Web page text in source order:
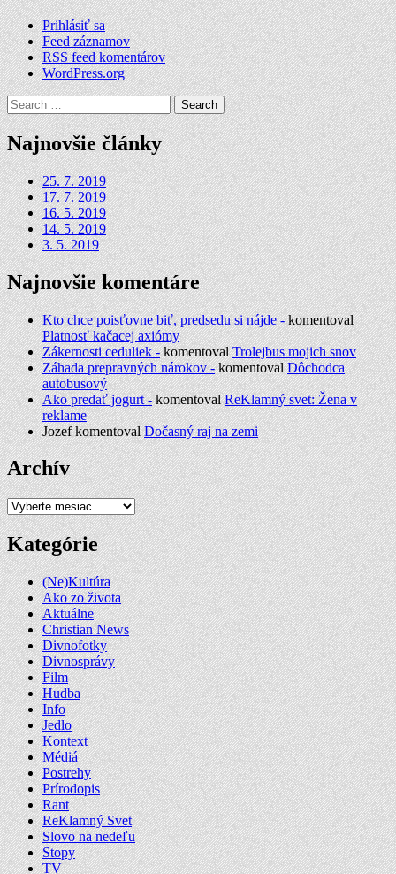
Prihlásiť sa
Feed záznamov
RSS feed komentárov
WordPress.org
Search
for:
Najnovšie články
25. 7. 2019
17. 7. 2019
16. 5. 2019
14. 5. 2019
3. 5. 2019
Najnovšie komentáre
Kto chce poisťovne biť, predsedu si nájde -komentoval
Platnosť kačacej axiómy
Zákernosti ceduliek -komentovalTrolejbus mojich snov
Záhada prepravných nárokov -komentovalDôchodca
autobusový
Ako predať jogurt -komentovalReKlamný svet: Žena v
reklame
JozefkomentovalDočasný raj na zemi
Archív
Archív
Kategórie
(Ne)Kultúra
Ako zo života
Aktuálne
Christian News
Divnofotky
Divnosprávy
Film
Hudba
Info
Jedlo
Kontext
Médiá
Postrehy
Prírodopis
Rant
ReKlamný Svet
Slovo na nedeľu
Stopy
TV